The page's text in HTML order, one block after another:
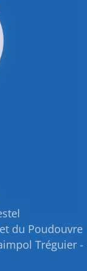
du Poudouvre
Tréguier -